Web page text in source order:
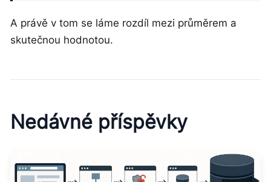
A právě v tom se láme rozdíl mezi průměrem a
skutečnou hodnotou.
Nedávné příspěvky